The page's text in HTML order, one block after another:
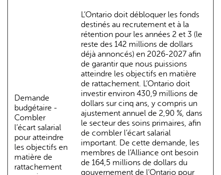
Demande
budgétaire -
Combler
l’écart salarial
pour atteindre
les objectifs en
matière de
rattachement
L’Ontario doit débloquer les fonds
destinés au recrutement et à la
rétention pour les années 2 et 3 (le
reste des 142 millions de dollars
déjà annoncés) en 2026-2027 afin
de garantir que nous puissions
atteindre les objectifs en matière
de rattachement. L’Ontario doit
investir environ 430,9 millions de
dollars sur cinq ans, y compris un
ajustement annuel de 2,90 %, dans
le secteur des soins primaires, afin
de combler l’écart salarial
important. De cette demande, les
membres de l’Alliance ont besoin
de 164,5 millions de dollars du
gouvernement de l’Ontario pour